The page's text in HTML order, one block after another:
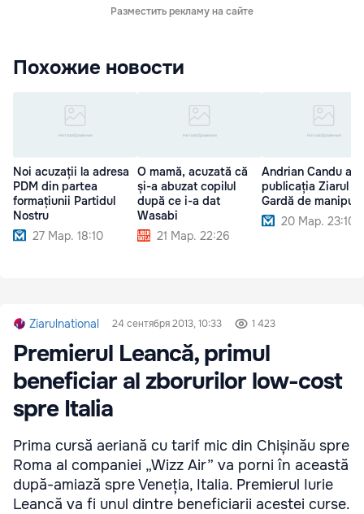
Разместить рекламу на сайте
Похожие новости
Noi acuzații la adresa
PDM din partea
formațiunii Partidul
Nostru
27 Мар. 18:10
O mamă, acuzată că
și-a abuzat copilul
după ce i-a dat
Wasabi
21 Мар. 22:26
Andrian Candu
publicația Ziarul
Gardă de
20 Мар. 23:10
Ziarulnational 24 сентября 2013, 10:33 1 423
Premierul Leancă, primul
beneficiar al zborurilor low-cost
spre Italia
Prima cursă aeriană cu tarif mic din Chișinău spre
Roma al companiei „Wizz Air” va porni în această
după-amiază spre Veneția, Italia. Premierul Iurie
Leancă va fi unul dintre beneficiarii acestei curse.